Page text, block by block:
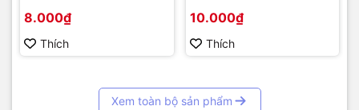
8.000₫
Thích
10.000₫
Thích
Xem toàn bộ sản phẩm